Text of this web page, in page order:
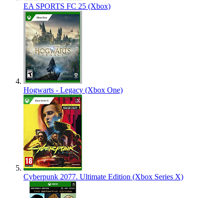
EA SPORTS FC 25 (Xbox)
Hogwarts - Legacy (Xbox One)
Cyberpunk 2077. Ultimate Edition (Xbox Series X)